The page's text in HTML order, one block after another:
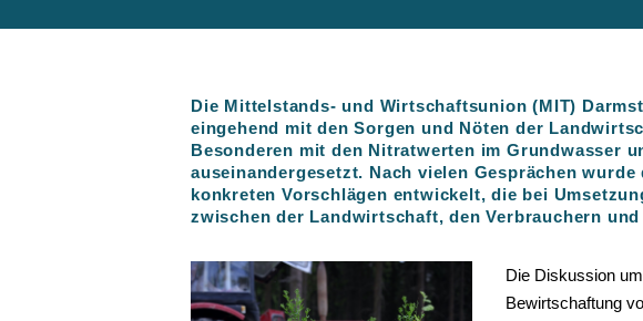
Die Mittelstands- und Wirtschaftsunion (MIT)
eingehend mit den Sorgen und Nöten der
Besonderen mit den Nitratwerten im Grundwasser
auseinandergesetzt. Nach vielen Gesprächen
konkreten Vorschlägen entwickelt, die bei
zwischen der Landwirtschaft, den Verbrauchern
Die Diskussion
Bewirtschaftung